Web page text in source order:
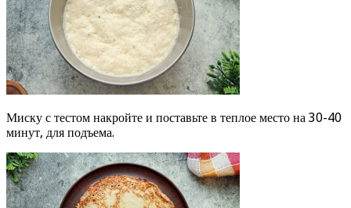
Миску с тестом накройте и поставьте в теплое место на 30-40
минут, для подъема.